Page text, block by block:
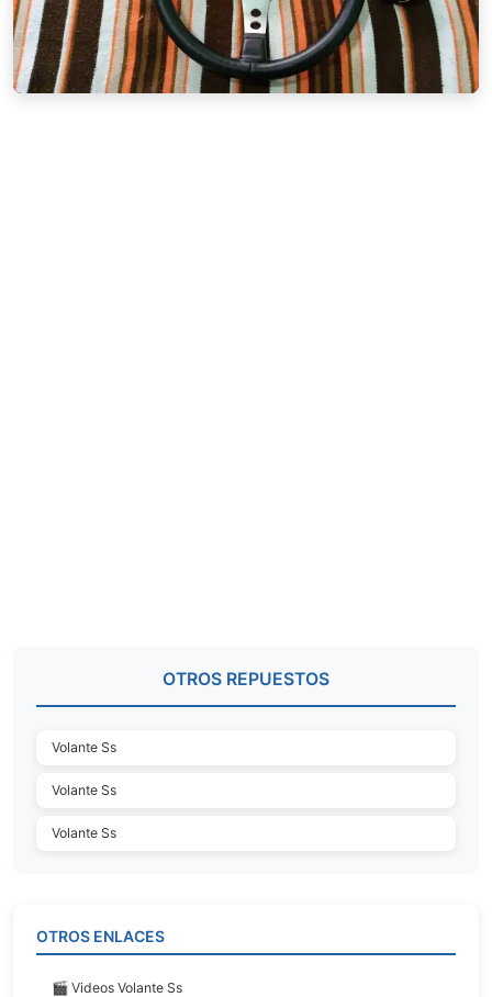
OTROS REPUESTOS
Volante Ss
Volante Ss
Volante Ss
OTROS ENLACES
🎬 Videos Volante Ss